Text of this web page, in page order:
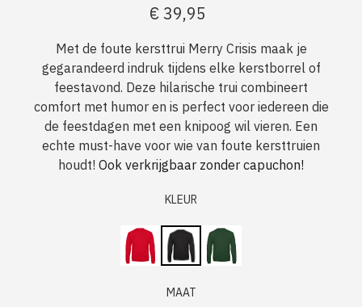
€39,95
Met de foute kersttrui Merry Crisis maak je
gegarandeerd indruk tijdens elke kerstborrel of
feestavond. Deze hilarische trui combineert
comfort met humor en is perfect voor iedereen die
de feestdagen met een knipoog wil vieren. Een
echte must-have voor wie van foute kersttruien
houdt! Ook verkrijgbaar zonder capuchon!
KLEUR
MAAT